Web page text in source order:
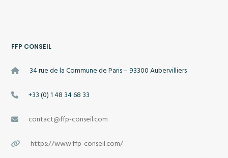
FFP CONSEIL
34 rue de la Commune de Paris – 93300 Aubervilliers
+33 (0) 1 48 34 68 33
contact@ffp-conseil.com
https://www.ffp-conseil.com/